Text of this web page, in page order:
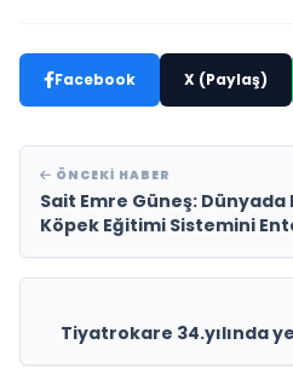
Facebook X (Paylaş)
ÖNCEKI HABER
Sait Emre Güneş: Dünyada
Köpek Eğitimi Sistemini
Tiyatrokare 34.yılında